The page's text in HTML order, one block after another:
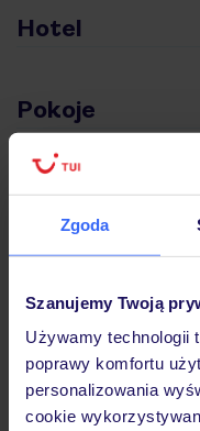
Zgoda
Szanujemy Twoją
Używamy technologii
poprawy komfortu
personalizowania
cookie
Hotel
Pokoje
Wyżywienie
Ważne